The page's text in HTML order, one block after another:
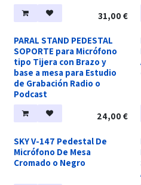
31,00 €
PARAL STAND PEDESTAL
SOPORTE para Micrófono
tipo Tijera con Brazo y
base a mesa para Estudio
de Grabación Radio o
Podcast
24,00 €
SKY V-147 Pedestal De
Micrófono De Mesa
Cromado o Negro